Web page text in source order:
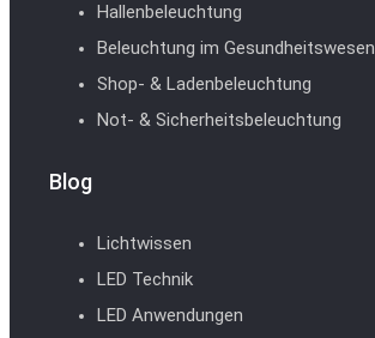
Hallenbeleuchtung
Beleuchtung im Gesundheitswesen
Shop- & Ladenbeleuchtung
Not- & Sicherheitsbeleuchtung
Blog
Lichtwissen
LED Technik
LED Anwendungen